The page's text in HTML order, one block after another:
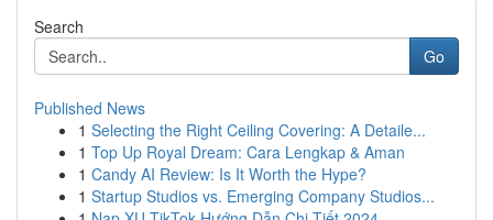
Search
Go
Published News
1 Selecting the Right Ceiling Covering: A Detaile...
1 Top Up Royal Dream: Cara Lengkap & Aman
1 Candy AI Review: Is It Worth the Hype?
1 Startup Studios vs. Emerging Company Studios...